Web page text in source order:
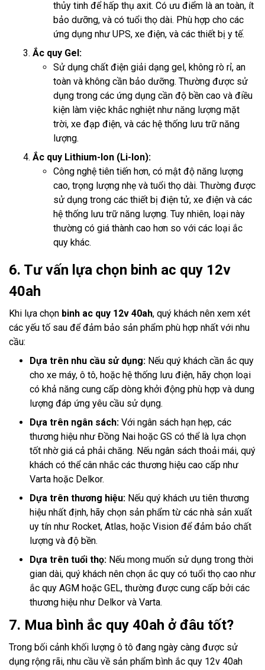
thủy tinh để hấp thụ axit. Có ưu điểm là an toàn, ít
bảo dưỡng, và có tuổi thọ dài. Phù hợp cho các
ứng dụng như UPS, xe điện, và các thiết bị y tế.
Ắc quy Gel:
Sử dụng chất điện giải dạng gel, không rò rỉ, an
toàn và không cần bảo dưỡng. Thường được sử
dụng trong các ứng dụng cần độ bền cao và điều
kiện làm việc khắc nghiệt như năng lượng mặt
trời, xe đạp điện, và các hệ thống lưu trữ năng
lượng.
Ắc quy Lithium-Ion (Li-Ion):
Công nghệ tiên tiến hơn, có mật độ năng lượng
cao, trọng lượng nhẹ và tuổi thọ dài. Thường được
sử dụng trong các thiết bị điện tử, xe điện và các
hệ thống lưu trữ năng lượng. Tuy nhiên, loại này
thường có giá thành cao hơn so với các loại ắc
quy khác.
6. Tư vấn lựa chọn binh ac quy 12v
40ah
Khi lựa chọn binh ac quy 12v 40ah, quý khách nên xem xét
các yếu tố sau để đảm bảo sản phẩm phù hợp nhất với nhu
cầu:
Dựa trên nhu cầu sử dụng: Nếu quý khách cần ắc quy
cho xe máy, ô tô, hoặc hệ thống lưu điện, hãy chọn loại
có khả năng cung cấp dòng khởi động phù hợp và dung
lượng đáp ứng yêu cầu sử dụng.
Dựa trên ngân sách: Với ngân sách hạn hẹp, các
thương hiệu như Đồng Nai hoặc GS có thể là lựa chọn
tốt nhờ giá cả phải chăng. Nếu ngân sách thoải mái, quý
khách có thể cân nhắc các thương hiệu cao cấp như
Varta hoặc Delkor.
Dựa trên thương hiệu: Nếu quý khách ưu tiên thương
hiệu nhất định, hãy chọn sản phẩm từ các nhà sản xuất
uy tín như Rocket, Atlas, hoặc Vision để đảm bảo chất
lượng và độ bền.
Dựa trên tuổi thọ: Nếu mong muốn sử dụng trong thời
gian dài, quý khách nên chọn ắc quy có tuổi thọ cao như
ắc quy AGM hoặc GEL, thường được cung cấp bởi các
thương hiệu như Delkor và Varta.
7. Mua bình ắc quy 40ah ở đâu tốt?
Trong bối cảnh khối lượng ô tô đang ngày càng được sử
dụng rộng rãi, nhu cầu về sản phẩm bình ắc quy 12v 40ah